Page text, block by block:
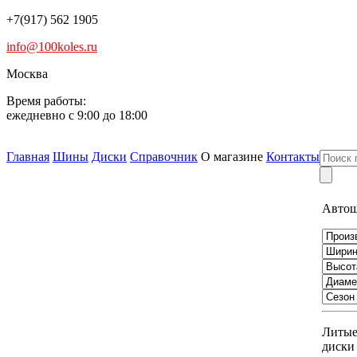
+7(917) 562 1905
info@100koles.ru
Москва
Время работы:
ежедневно с 9:00 до 18:00
Главная Шины Диски Справочник О магазине Контакты
Литые
диски